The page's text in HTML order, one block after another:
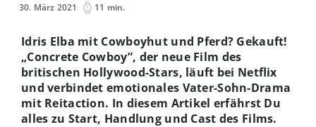
30. März 2021 11 min.
Idris Elba mit Cowboyhut und Pferd? Gekauft!
„Concrete Cowboy”, der neue Film des
britischen Hollywood-Stars, läuft bei Netflix
und verbindet emotionales Vater-Sohn-Drama
mit Reitaction. In diesem Artikel erfährst Du
alles zu Start, Handlung und Cast des Films.